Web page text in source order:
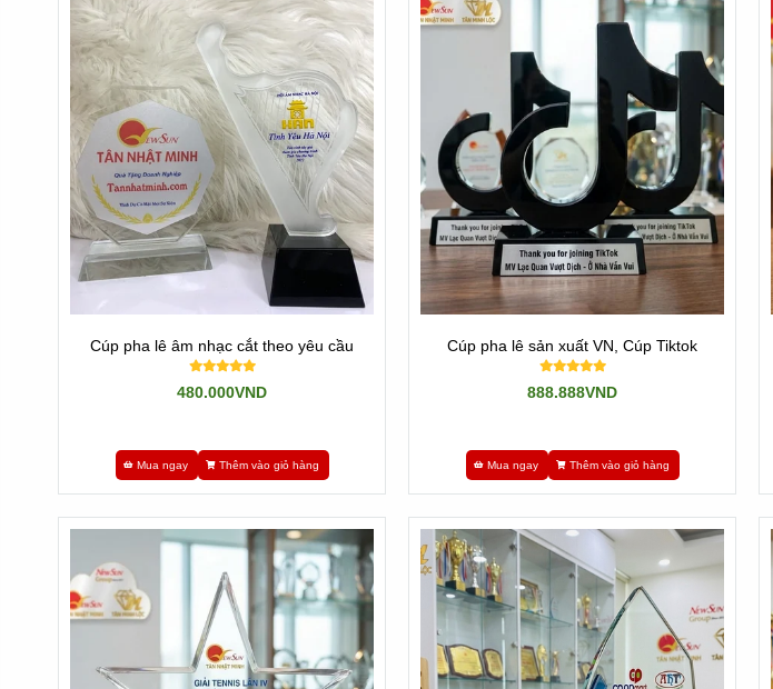
Cúp pha lê âm nhạc cắt theo yêu cầu
480.000VND
Mua ngay Thêm vào giỏ hàng
Cúp pha lê sản xuất VN, Cúp Tiktok
888.888VND
Mua ngay Thêm vào giỏ hàng